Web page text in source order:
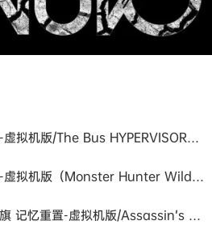
《城市公交模拟-虚拟机版/The Bus HYPERVISOR》免安装中文版
怪物猎人：荒野-虚拟机版（Monster Hunter Wilds HYPERVISOR）免安装中文版
《刺客信条：黑旗 记忆重置-虚拟机版/Assassin’s Creed Black Flag Resynced HYPERVISOR》免安装中文版